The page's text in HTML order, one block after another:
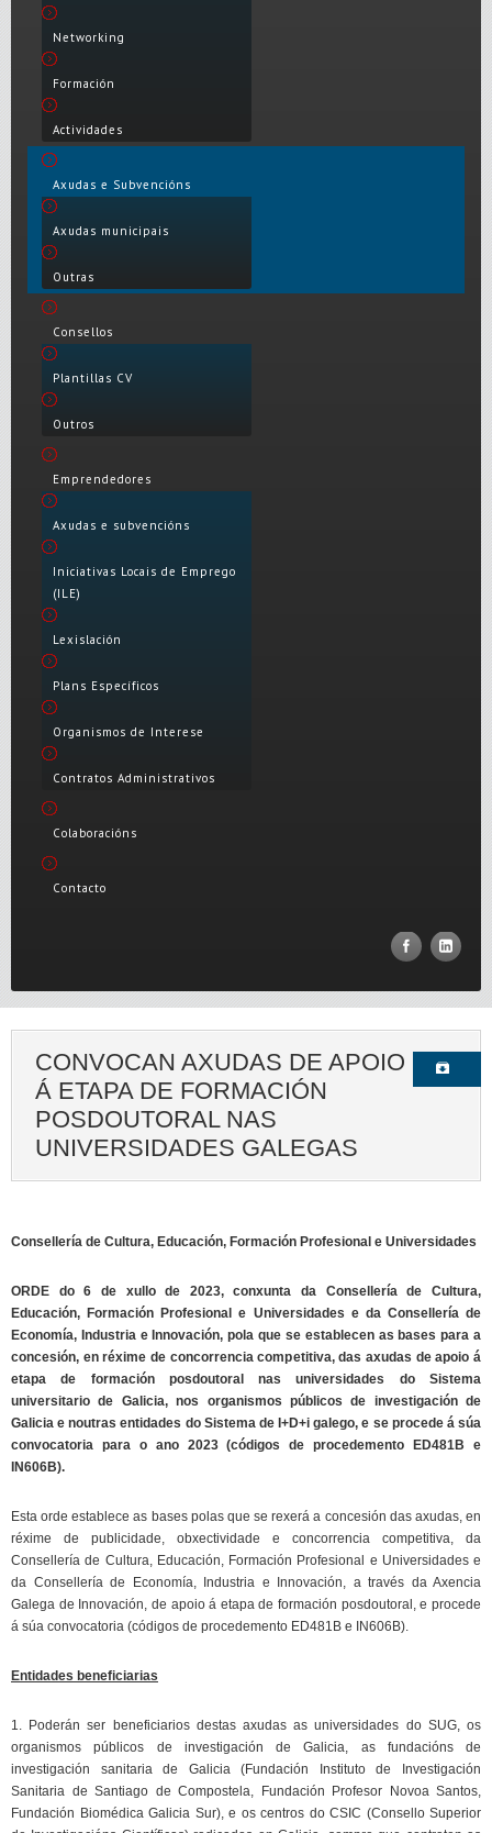
Networking
Formación
Actividades
Axudas e Subvencións
Axudas municipais
Outras
Consellos
Plantillas CV
Outros
Emprendedores
Axudas e subvencións
Iniciativas Locais de Emprego
(ILE)
Lexislación
Plans Específicos
Organismos de Interese
Contratos Administrativos
Colaboracións
Contacto
CONVOCAN AXUDAS DE APOIO
Á ETAPA DE FORMACIÓN
POSDOUTORAL NAS
UNIVERSIDADES GALEGAS
Consellería de Cultura, Educación, Formación Profesional e Universidades
ORDE do 6 de xullo de 2023, conxunta da Consellería de Cultura,
Educación, Formación Profesional e Universidades e da Consellería de
Economía, Industria e Innovación, pola que se establecen as bases para a
concesión, en réxime de concorrencia competitiva, das axudas de apoio á
etapa de formación posdoutoral nas universidades do Sistema
universitario de Galicia, nos organismos públicos de investigación de
Galicia e noutras entidades do Sistema de I+D+i galego, e se procede á súa
convocatoria para o ano 2023 (códigos de procedemento ED481B e
IN606B).
Esta orde establece as bases polas que se rexerá a concesión das axudas, en
réxime de publicidade, obxectividade e concorrencia competitiva, da
Consellería de Cultura, Educación, Formación Profesional e Universidades e
da Consellería de Economía, Industria e Innovación, a través da Axencia
Galega de Innovación, de apoio á etapa de formación posdoutoral, e procede
á súa convocatoria (códigos de procedemento ED481B e IN606B).
Entidades beneficiarias
1. Poderán ser beneficiarios destas axudas as universidades do SUG, os
organismos públicos de investigación de Galicia, as fundacións de
investigación sanitaria de Galicia (Fundación Instituto de Investigación
Sanitaria de Santiago de Compostela, Fundación Profesor Novoa Santos,
Fundación Biomédica Galicia Sur), e os centros do CSIC (Consello Superior